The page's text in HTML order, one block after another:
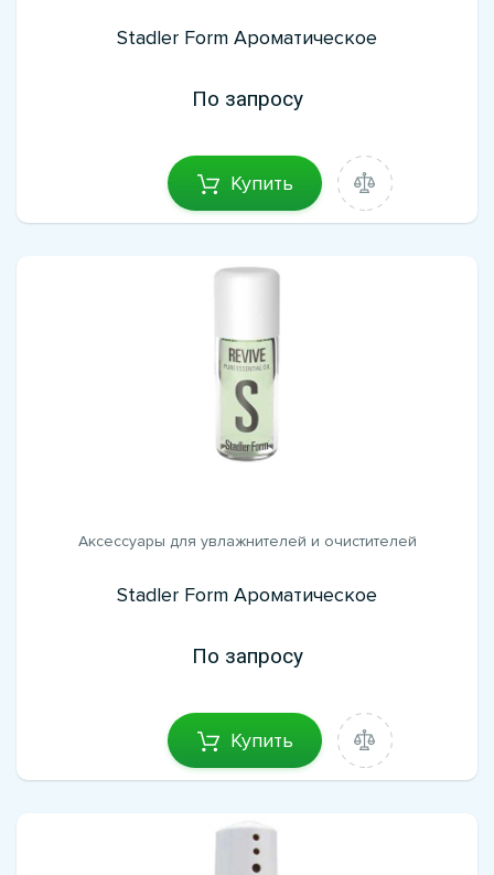
Stadler Form Ароматическое
По запросу
Купить
Аксессуары для увлажнителей и очистителей
Stadler Form Ароматическое
По запросу
Купить